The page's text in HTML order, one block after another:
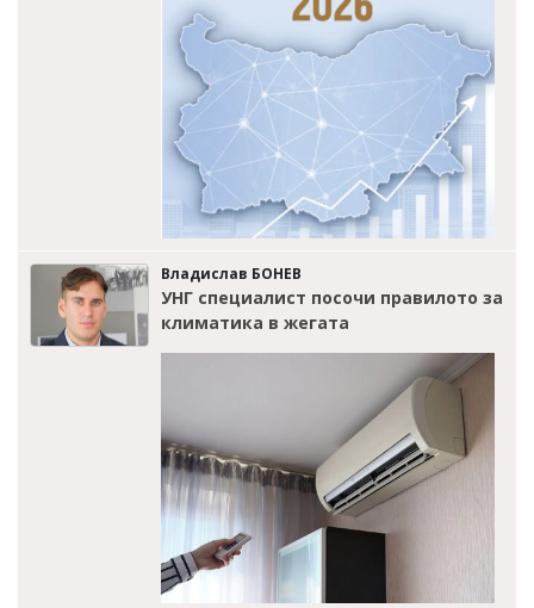
Владислав БОНЕВ
УНГ специалист посочи правилото за
климатика в жегата